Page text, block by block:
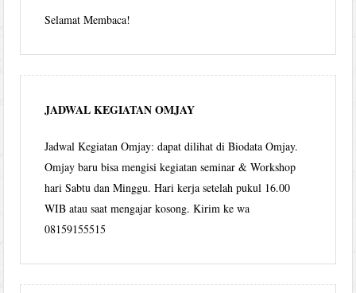
Selamat Membaca!
JADWAL KEGIATAN OMJAY
Jadwal Kegiatan Omjay: dapat dilihat di Biodata Omjay.
Omjay baru bisa mengisi kegiatan seminar & Workshop
hari Sabtu dan Minggu. Hari kerja setelah pukul 16.00
WIB atau saat mengajar kosong. Kirim ke wa
08159155515